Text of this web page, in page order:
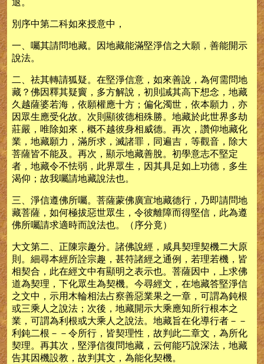
退。
別序中第二科如來授意中，
一、囑其請問地藏。因地藏能滿堅淨信之大願，善能開示
說法。
二、祛其轉請狐疑。在堅淨信意，如來善說，為何需問地
藏？佛因釋其疑竇，多方解說，初則誡其高下想念，地藏
久越薩婆若海，依願權應十方；偏化濁世，依本願力，亦
因眾生應受化故。次則顯彼德相殊勝。地藏於此世界多劫
莊嚴，唯除如來，概不越彼身相威德。再次，讚仰地藏化
業，地藏願力，滿所求，滅諸罪，同遍吉，等觀音，除大
菩薩皆不能及。再次，顯示地藏善脫。初學意志不堅定
者，地藏令不怯弱，此界眾生，因其具足如上功德，多生
渴仰；故我囑請地藏說法也。
三、淨信遵佛所囑。菩薩蒙佛廣宣地藏德行，乃即請問地
藏菩薩，如何極拔惡世眾生，令彼離障而得堅信，此為遵
佛所囑請求適時而說法也。（序分竟）
大文第二、正陳宗趣分。諸佛說經，咸具契理契機二大原
則。細尋本經所詮宗趣，甚符諸經之通例，若理若機，皆
相契合，此在經文中有顯明之表示也。菩薩因中，上求佛
道為契理，下化眾生為契機。今尋經文，在地藏答堅淨信
之文中，示用木輪相法占察善惡業果之一章，可謂為鈍根
或三乘人之說法；次後，地藏開示大乘應知所行根本之
業，可謂為利根或大乘人之說法。地藏旨在化導行者－－
利鈍二根－－令所行，皆契理性，故判此二章文，為所化
契理。再其次，堅淨信復問地藏，云何能巧說深法，地藏
告其因機設教，故判其文，為能化契機。